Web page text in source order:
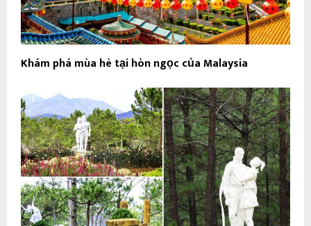
Khám phá mùa hè tại hòn ngọc của Malaysia